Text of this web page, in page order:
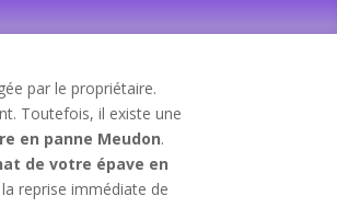
par le propriétaire.
Toutefois, il existe une
en panne Meudon.
de votre épave en
reprise immédiate de